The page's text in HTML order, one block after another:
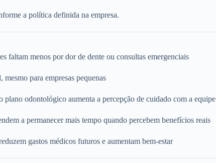
a política definida na empresa.
faltam menos por dor de dente ou consultas emergenciais
mesmo para empresas pequenas
plano odontológico aumenta a percepção de cuidado com a equipe
a permanecer mais tempo quando percebem benefícios reais
gastos médicos futuros e aumentam bem-estar